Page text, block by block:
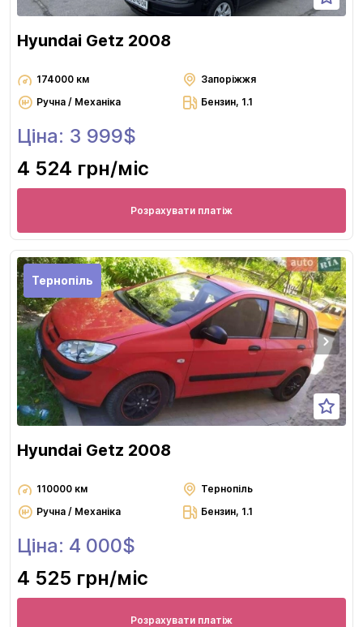
Hyundai Getz 2008
174000 км
Запоріжжя
Ручна / Механіка
Бензин, 1.1
Ціна: 3 999$
4 524 грн/міс
Розрахувати платіж
Тернопіль
Hyundai Getz 2008
110000 км
Тернопіль
Ручна / Механіка
Бензин, 1.1
Ціна: 4 000$
4 525 грн/міс
Розрахувати платіж